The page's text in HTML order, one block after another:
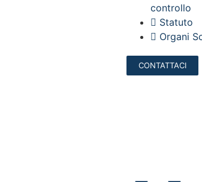
controllo
Statuto
Organi
CONTATTACI